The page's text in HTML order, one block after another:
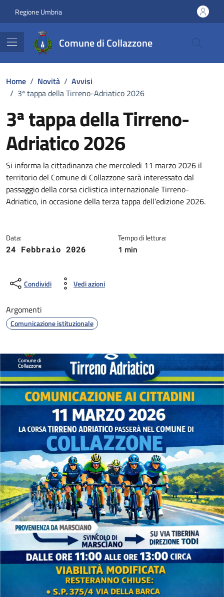
Regione Umbria
Comune di Collazzone
Home / Novità / Avvisi
/ 3ª tappa della Tirreno-Adriatico 2026
3ª tappa della Tirreno-
Adriatico 2026
Dettagli della notizia
Si informa la cittadinanza che mercoledì 11 marzo 2026 il
territorio del Comune di Collazzone sarà interessato dal
passaggio della corsa ciclistica internazionale Tirreno-
Adriatico, in occasione della terza tappa dell’edizione 2026.
Data:
24 Febbraio 2026
Tempo di lettura:
1 min
Condividi Vedi azioni
Argomenti
Comunicazione istituzionale